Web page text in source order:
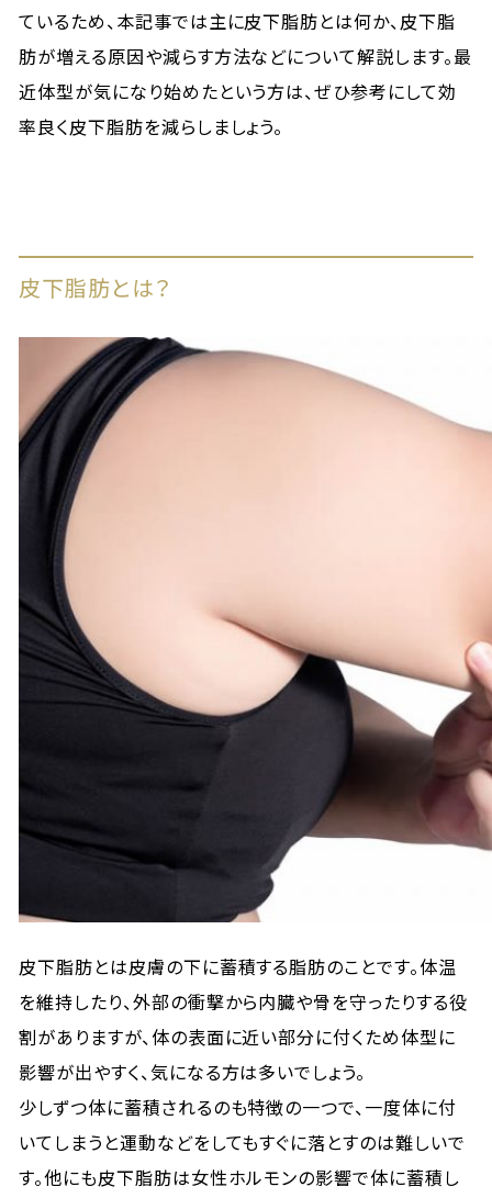
ているため、本記事では主に皮下脂肪とは何か、皮下脂
肪が増える原因や減らす方法などについて解説します。最
近体型が気になり始めたという方は、ぜひ参考にして効
率良く皮下脂肪を減らしましょう。
皮下脂肪とは？
皮下脂肪とは皮膚の下に蓄積する脂肪のことです。体温
を維持したり、外部の衝撃から内臓や骨を守ったりする役
割がありますが、体の表面に近い部分に付くため体型に
影響が出やすく、気になる方は多いでしょう。
少しずつ体に蓄積されるのも特徴の一つで、一度体に付
いてしまうと運動などをしてもすぐに落とすのは難しいで
す。他にも皮下脂肪は女性ホルモンの影響で体に蓄積し